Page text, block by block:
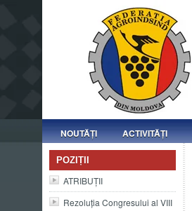
NOUTĂȚI ACTIVITĂȚI
POZIȚII
ATRIBUȚII
Rezoluția Congresului al VIII